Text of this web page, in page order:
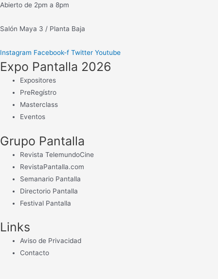
Abierto de 2pm a 8pm
Salón Maya 3 / Planta Baja
Instagram Facebook-f Twitter Youtube
Expo Pantalla 2026
Expositores
PreRegístro
Masterclass
Eventos
Grupo Pantalla
Revista TelemundoCine
RevistaPantalla.com
Semanario Pantalla
Directorio Pantalla
Festival Pantalla
Links
Aviso de Privacidad
Contacto